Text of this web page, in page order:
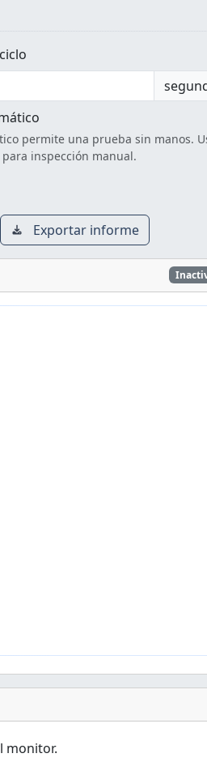
permite una prueba sin manos.
inspección manual.
Exportar informe
monitor.